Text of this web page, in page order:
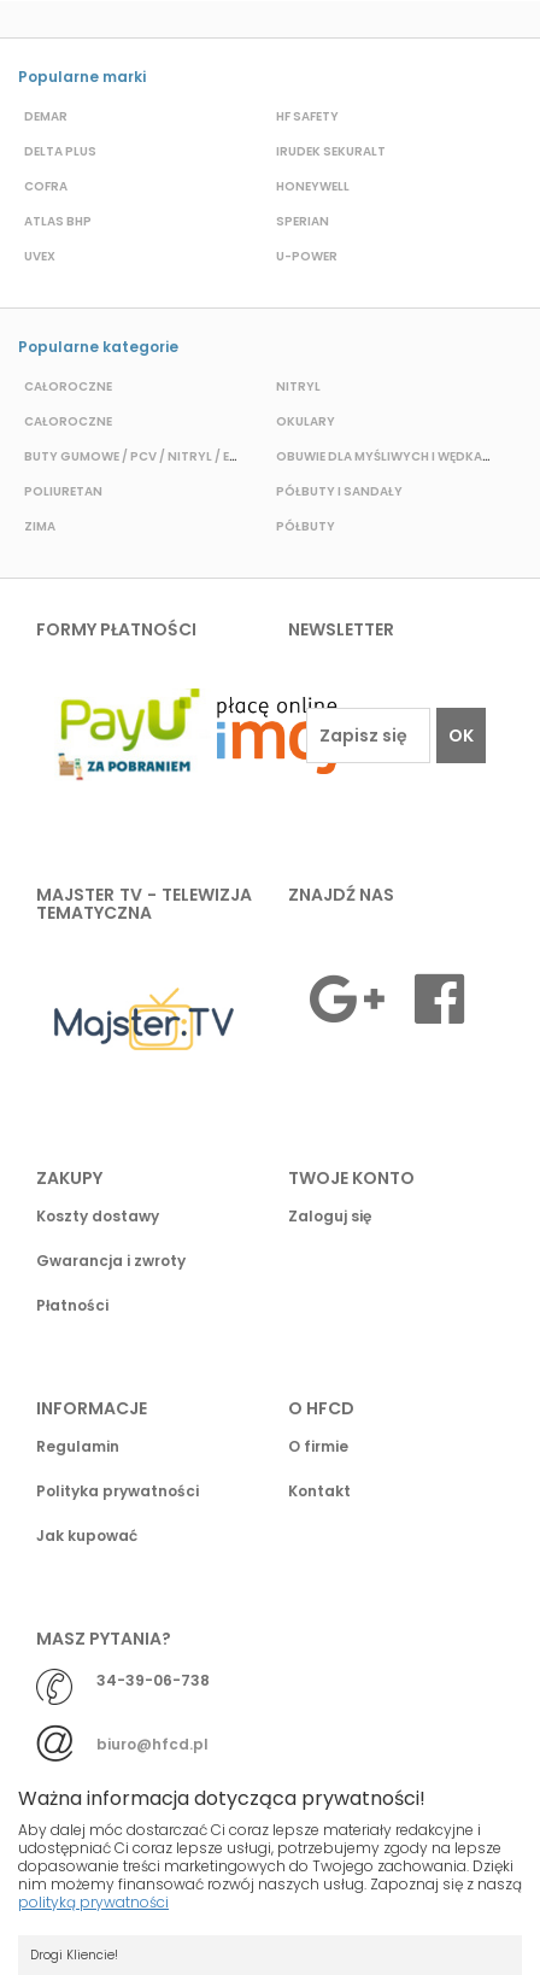
Popularne marki
DEMAR
DELTA PLUS
COFRA
ATLAS BHP
UVEX
HF SAFETY
IRUDEK SEKURALT
HONEYWELL
SPERIAN
U-POWER
Popularne kategorie
CAŁOROCZNE
CAŁOROCZNE
BUTY GUMOWE / PCV / NITRYL / EVA
POLIURETAN
ZIMA
NITRYL
OKULARY
OBUWIE DLA MYŚLIWYCH I WĘDKARZY
PÓŁBUTY I SANDAŁY
PÓŁBUTY
FORMY PŁATNOŚCI NEWSLETTER
OK
MAJSTER TV - TELEWIZJA
TEMATYCZNA
ZNAJDŹ NAS
ZAKUPY
Koszty dostawy
Gwarancja i zwroty
Płatności
TWOJE KONTO
Zaloguj się
INFORMACJE
Regulamin
Polityka prywatności
Jak kupować
O HFCD
O firmie
Kontakt
MASZ PYTANIA?
34-39-06-738
biuro@hfcd.pl
© HFCD - HF Centrum Dystrybucyjne- Wszelkie prawa
Ważna informacja dotycząca prywatności!
Aby dalej móc dostarczać Ci coraz lepsze materiały redakcyjne i
udostępniać Ci coraz lepsze usługi, potrzebujemy zgody na lepsze
dopasowanie treści marketingowych do Twojego zachowania. Dzięki
nim możemy finansować rozwój naszych usług. Zapoznaj się z naszą
polityką prywatności
Drogi Kliencie!